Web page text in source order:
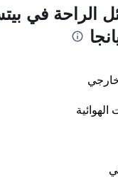
الراحة في
الهوائية